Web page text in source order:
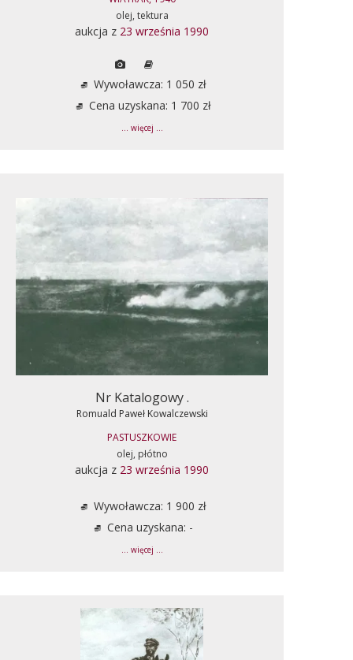
olej, tektura
aukcja z 23 września 1990
Wywoławcza: 1 050 zł
Cena uzyskana: 1 700 zł
... więcej ...
Nr Katalogowy .
Romuald Paweł Kowalczewski
PASTUSZKOWIE
olej, płótno
aukcja z 23 września 1990
Wywoławcza: 1 900 zł
Cena uzyskana: -
... więcej ...